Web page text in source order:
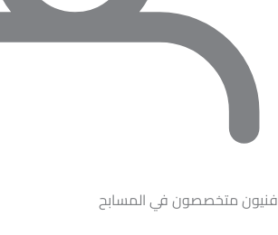
فنيون متخصصون في المسابح